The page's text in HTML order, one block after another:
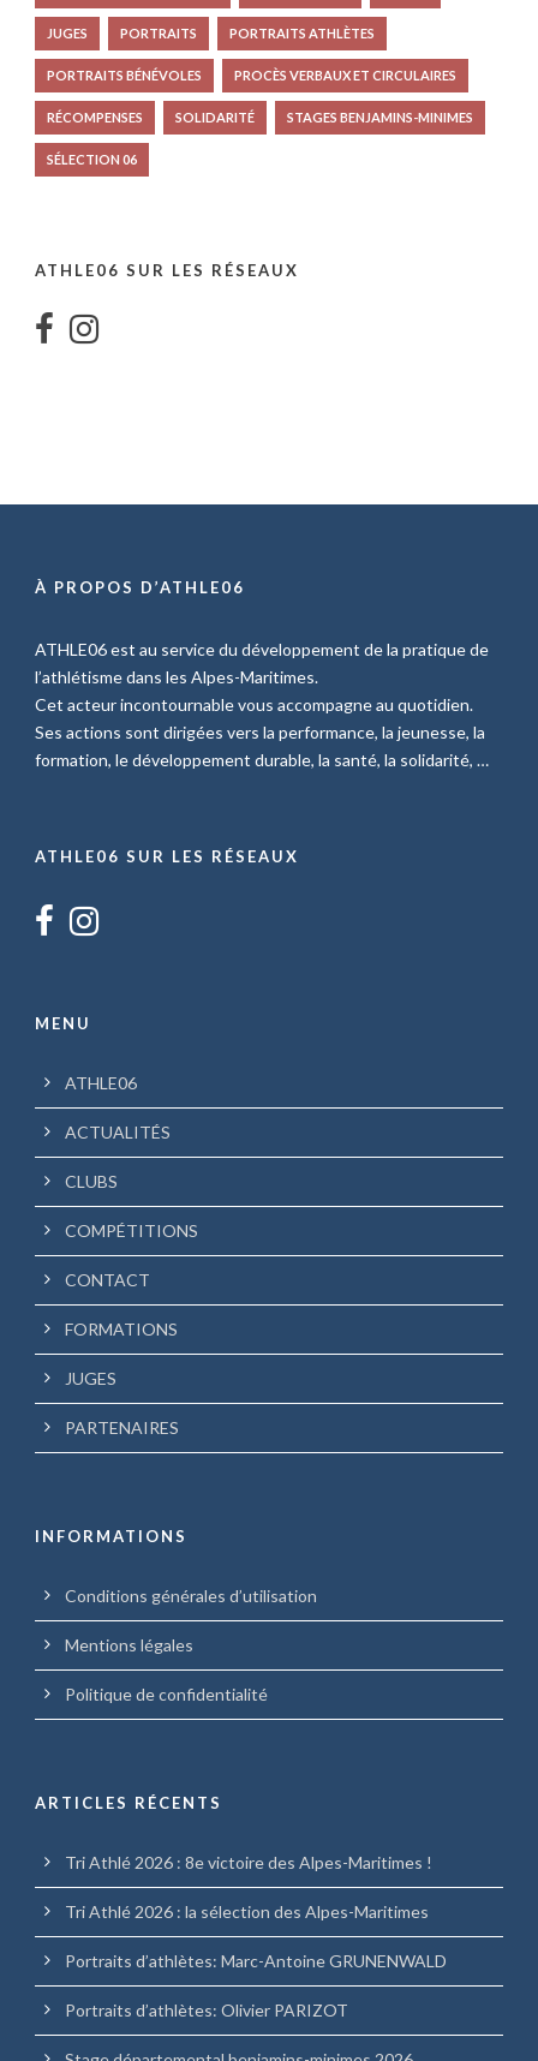
JUGES PORTRAITS PORTRAITS ATHLÈTES
PORTRAITS BÉNÉVOLES PROCÈS VERBAUX ET CIRCULAIRES
RÉCOMPENSES SOLIDARITÉ STAGES BENJAMINS-MINIMES
SÉLECTION 06
ATHLE06 SUR LES RÉSEAUX
À PROPOS D’ATHLE06
ATHLE06 est au service du développement de la pratique de
l’athlétisme dans les Alpes-Maritimes.
Cet acteur incontournable vous accompagne au quotidien.
Ses actions sont dirigées vers la performance, la jeunesse, la
formation, le développement durable, la santé, la solidarité, …
ATHLE06 SUR LES RÉSEAUX
MENU
ATHLE06
ACTUALITÉS
CLUBS
COMPÉTITIONS
CONTACT
FORMATIONS
JUGES
PARTENAIRES
INFORMATIONS
Conditions générales d’utilisation
Mentions légales
Politique de confidentialité
ARTICLES RÉCENTS
Tri Athlé 2026 : 8e victoire des Alpes-Maritimes !
Tri Athlé 2026 : la sélection des Alpes-Maritimes
Portraits d’athlètes: Marc-Antoine GRUNENWALD
Portraits d’athlètes: Olivier PARIZOT